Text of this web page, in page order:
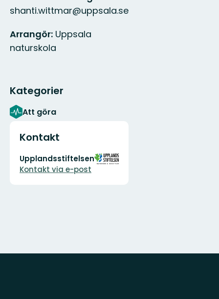
shanti.wittmar@uppsala.se
Arrangör: Uppsala
naturskola
Kategorier
Att göra
Kontakt
E-
postadress
Upplandsstiftelsen
Kontakt via e-post
Organisationens